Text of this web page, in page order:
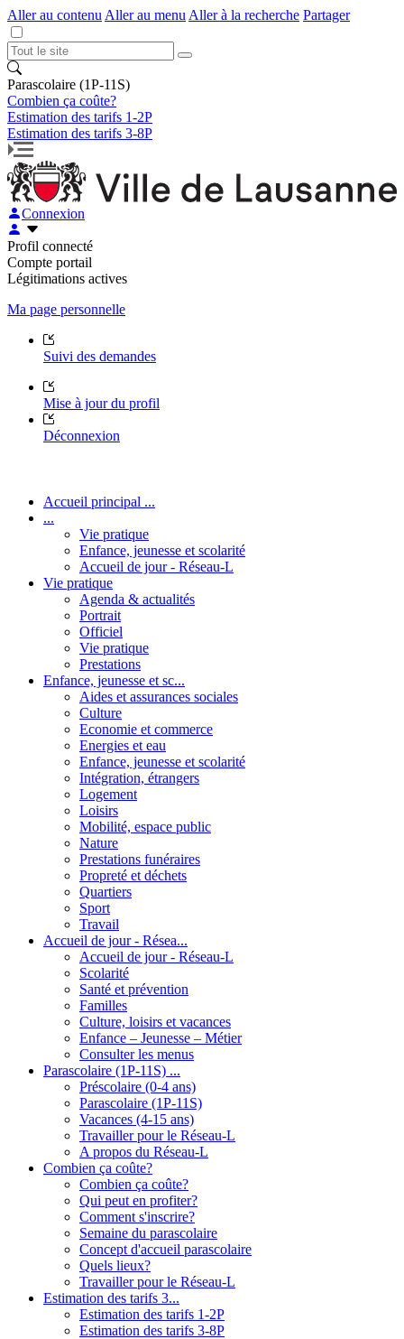
Aller au contenu Aller au menu Aller à la recherche Partager
Parascolaire (1P-11S)
Combien ça coûte?
Estimation des tarifs 1-2P
Estimation des tarifs 3-8P
Connexion
Profil connecté
Compte portail
Légitimations actives
Ma page personnelle
Suivi des demandes
Mise à jour du profil
Déconnexion
Accueil principal ...
...
Vie pratique
Enfance, jeunesse et scolarité
Accueil de jour - Réseau-L
Vie pratique
Agenda & actualités
Portrait
Officiel
Vie pratique
Prestations
Enfance, jeunesse et sc...
Aides et assurances sociales
Culture
Economie et commerce
Energies et eau
Enfance, jeunesse et scolarité
Intégration, étrangers
Logement
Loisirs
Mobilité, espace public
Nature
Prestations funéraires
Propreté et déchets
Quartiers
Sport
Travail
Accueil de jour - Résea...
Accueil de jour - Réseau-L
Scolarité
Santé et prévention
Familles
Culture, loisirs et vacances
Enfance – Jeunesse – Métier
Consulter les menus
Parascolaire (1P-11S) ...
Préscolaire (0-4 ans)
Parascolaire (1P-11S)
Vacances (4-15 ans)
Travailler pour le Réseau-L
A propos du Réseau-L
Combien ça coûte?
Combien ça coûte?
Qui peut en profiter?
Comment s'inscrire?
Semaine du parascolaire
Concept d'accueil parascolaire
Quels lieux?
Travailler pour le Réseau-L
Estimation des tarifs 3...
Estimation des tarifs 1-2P
Estimation des tarifs 3-8P